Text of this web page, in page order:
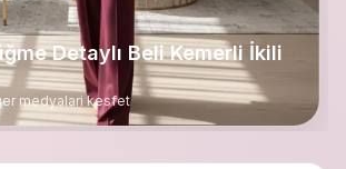
Detaylı Beli Kemerli İkili
medyalari kesfet